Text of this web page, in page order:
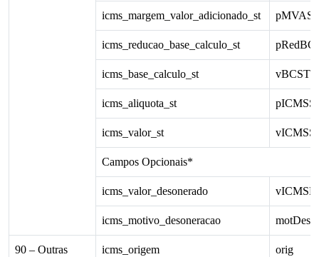
icms_margem_valor_adicionado_st
icms_reducao_base_calculo_st
icms_base_calculo_st vBCST
icms_aliquota_st
icms_valor_st
Campos Opcionais*
icms_valor_desonerado
icms_motivo_desoneracao
90 – Outras
icms_origem orig